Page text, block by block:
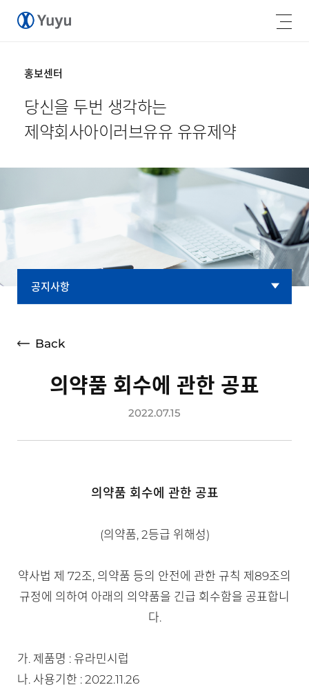
홍보센터
당신을 두번 생각하는
제약회사아이러브유유 유유제약
공지사항
광고소개
공지사항
Back
의약품 회수에 관한 공표
2022.07.15
의약품 회수에 관한 공표
(의약품, 2등급 위해성)
약사법 제 72조, 의약품 등의 안전에 관한 규칙 제89조의
규정에 의하여 아래의 의약품을 긴급 회수함을 공표합니
다.
가. 제품명 : 유라민시럽
나. 사용기한 : 2022.11.26